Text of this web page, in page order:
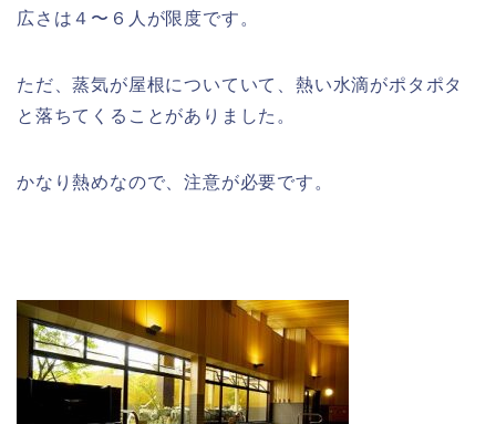
広さは４〜６人が限度です。
ただ、蒸気が屋根についていて、熱い水滴がポタポタ
と落ちてくることがありました。
かなり熱めなので、注意が必要です。